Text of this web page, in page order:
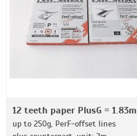
12 teeth paper PlusG = 1.83m
up to 250g, PerF-offset lines